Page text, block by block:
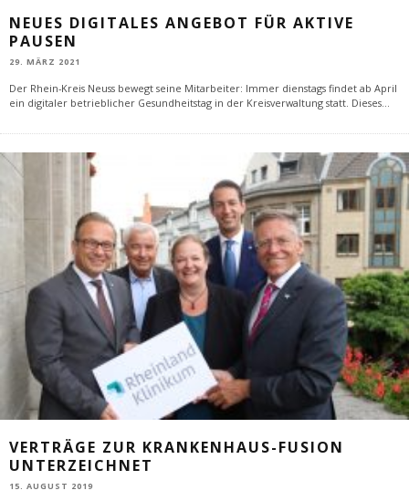
NEUES DIGITALES ANGEBOT FÜR AKTIVE
PAUSEN
29. MÄRZ 2021
Der Rhein-Kreis Neuss bewegt seine Mitarbeiter: Immer dienstags findet ab April
ein digitaler betrieblicher Gesundheitstag in der Kreisverwaltung statt. Dieses...
VERTRÄGE ZUR KRANKENHAUS-FUSION
UNTERZEICHNET
15. AUGUST 2019